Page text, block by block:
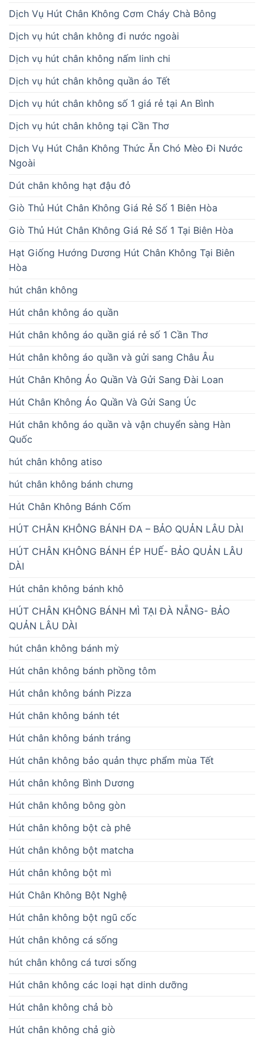
Dịch Vụ Hút Chân Không Cơm Cháy Chà Bông
Dịch vụ hút chân không đi nước ngoài
Dịch vụ hút chân không nấm linh chi
Dịch vụ hút chân không quần áo Tết
Dịch vụ hút chân không số 1 giá rẻ tại An Bình
Dịch vụ hút chân không tại Cần Thơ
Dịch Vụ Hút Chân Không Thức Ăn Chó Mèo Đi Nước
Ngoài
Dút chân không hạt đậu đỏ
Giò Thủ Hút Chân Không Giá Rẻ Số 1 Biên Hòa
Giò Thủ Hút Chân Không Giá Rẻ Số 1 Tại Biên Hòa
Hạt Giống Hướng Dương Hút Chân Không Tại Biên
Hòa
hút chân không
Hút chân không áo quần
Hút chân không áo quần giá rẻ số 1 Cần Thơ
Hút chân không áo quần và gửi sang Châu Âu
Hút Chân Không Áo Quần Và Gửi Sang Đài Loan
Hút Chân Không Áo Quần Và Gửi Sang Úc
Hút chân không áo quần và vận chuyển sàng Hàn
Quốc
hút chân không atiso
hút chân không bánh chưng
Hút Chân Không Bánh Cốm
HÚT CHÂN KHÔNG BÁNH ĐA – BẢO QUẢN LÂU DÀI
HÚT CHÂN KHÔNG BÁNH ÉP HUẾ- BẢO QUẢN LÂU
DÀI
Hút chân không bánh khô
HÚT CHÂN KHÔNG BÁNH MÌ TẠI ĐÀ NẴNG- BẢO
QUẢN LÂU DÀI
hút chân không bánh mỳ
Hút chân không bánh phồng tôm
Hút chân không bánh Pizza
Hút chân không bánh tét
Hút chân không bánh tráng
Hút chân không bảo quản thực phẩm mùa Tết
Hút chân không Bình Dương
Hút chân không bông gòn
Hút chân không bột cà phê
Hút chân không bột matcha
Hút chân không bột mì
Hút Chân Không Bột Nghệ
Hút chân không bột ngũ cốc
Hút chân không cá sống
hút chân không cá tươi sống
Hút chân không các loại hạt dinh dưỡng
Hút chân không chả bò
Hút chân không chả giò